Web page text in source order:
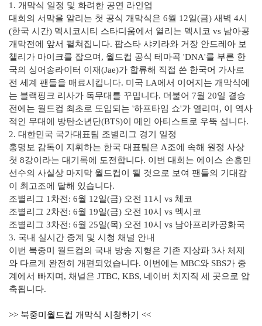
1. 개막식 일정 및 화려한 공연 라인업
대회의 서막을 알리는 첫 공식 개막식은 6월 12일(금) 새벽 4시
(한국 시간) 멕시코시티 스타디움에서 열리는 멕시코 vs 남아공
개막전에 앞서 펼쳐집니다. 팝스타 샤키라와 거장 안드레아 보
첼리가 마이크를 잡으며, 월드컵 공식 테마곡 'DNA'를 부른 한
국의 싱어송라이터 이재(Jae)가 합류해 직접 쓴 한국어 가사로
전 세계 팬들을 매료시킵니다. 미국 LA에서 이어지는 개막식에
는 블랙핑크 리사가 독무대를 꾸밉니다. 더불어 7월 20일 결승
전에는 월드컵 최초로 도입되는 '하프타임 쇼'가 열리며, 이 역사
적인 무대에 방탄소년단(BTS)이 메인 아티스트로 우뚝 섭니다.
2. 대한민국 국가대표팀 조별리그 경기 일정
홍명보 감독이 지휘하는 한국 대표팀은 A조에 속해 원정 사상
첫 8강이라는 대기록에 도전합니다. 이번 대회는 에이스 손흥민
선수의 사실상 마지막 월드컵이 될 것으로 보여 팬들의 기대감
이 최고조에 달해 있습니다.
조별리그 1차전: 6월 12일(금) 오전 11시 vs 체코
조별리그 2차전: 6월 19일(금) 오전 10시 vs 멕시코
조별리그 3차전: 6월 25일(목) 오전 10시 vs 남아프리카공화국
3. 국내 실시간 중계 및 시청 채널 안내
이번 북중미 월드컵의 국내 방송 지형은 기존 지상파 3사 체제
와 다르게 완전히 개편되었습니다. 이번에는 MBC와 SBS가 중
계에서 빠지며, 채널은 JTBC, KBS, 네이버 치지직 세 곳으로 압
축됩니다.
>> 북중미월드컵 개막식 시청하기 <<